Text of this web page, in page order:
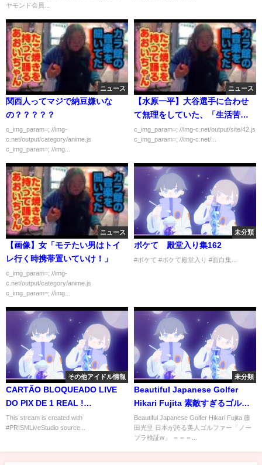
ヤモンド会員...
ニュース
関西人ってマジで納豆嫌いな
の？？？？？
c_img_param=; //img-
c.net/output/category/anime.js
c_img_param=; //img...
ニュース
【水原一平】大谷選手に合わせ
て無理をしていた、「生活苦」
に陥ったギャンブル以外の理由
。
c_img_param=; //img-c.net/output/site/42.js
c_img_param=; //img-c.net/...
ニュース
【画像】女「モテたい男はトイ
レ行く時携帯置いていけ！」
c_img_param=; //img-
c.net/output/category/anime.js
c_img_param=; //img...
未分類
ボケて 殿堂入り集162
#ボケて #ボケて殿堂入り #面白集...
その他アイドル情報
CARTÃO BLOQUEADO LIVE
DO PIX DE 1 REAL !
AGRADEÇO🤩 !! :{ USEM
COMANDOS 👉 !SH👽!TIKTOK
This stream is created with
#PRISMLiveStudio source...
未分類
Beautiful Japanese Golfer
Hikari Fujita 素敵すぎるゴルフ
ァー藤田光里 1
Beautiful Japanese Golfer Hikari Fujita 藤
田光里 日本が誇る美人ゴルファー「ノー
ブラ検証w」 ＝＝＝...